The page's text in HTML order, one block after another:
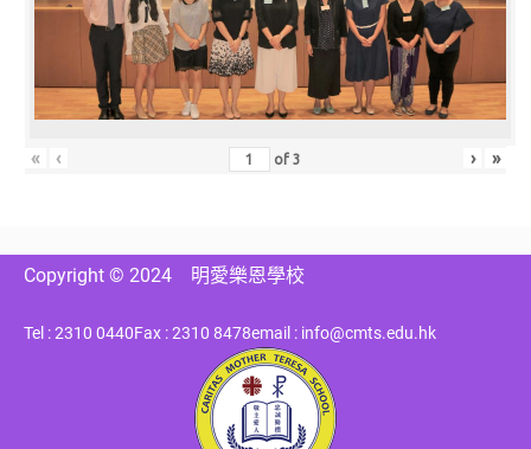
« ‹ of3 › »
Copyright © 2024 明愛樂恩學校
Tel : 2310 0440Fax : 2310 8478email : info@cmts.edu.hk